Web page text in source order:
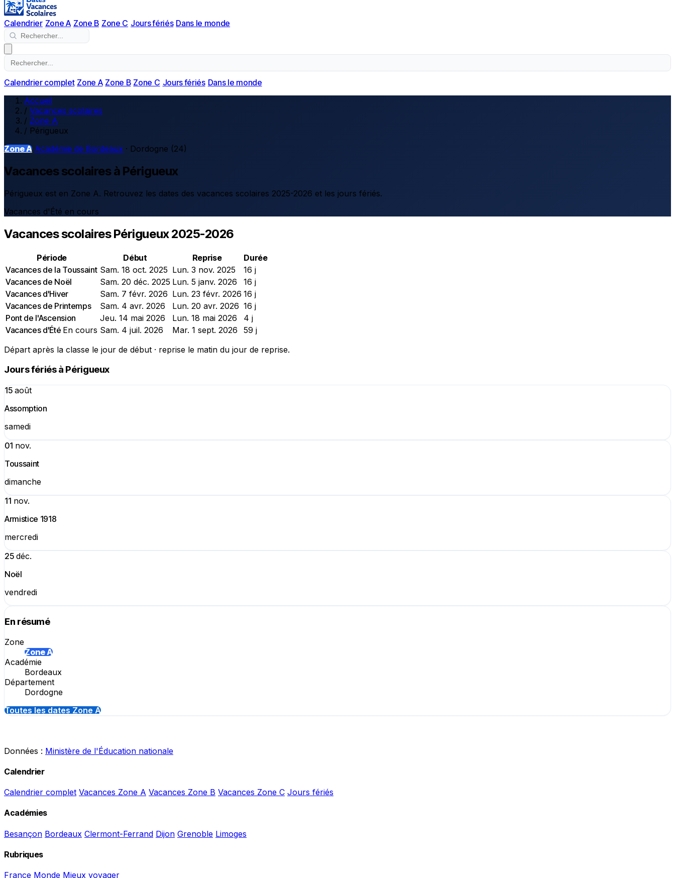
Calendrier Zone A Zone B Zone C Jours fériés Dans le monde
Calendrier complet Zone A Zone B Zone C Jours fériés Dans le monde
Accueil
/ Vacances scolaires
/ Zone A
/ Périgueux
Zone A Académie de Bordeaux · Dordogne (24)
Vacances scolaires à Périgueux
Périgueux est en Zone A. Retrouvez les dates des vacances scolaires 2025-2026 et les jours fériés.
Vacances d'Été en cours
Vacances scolaires Périgueux 2025-2026
Période Début Reprise
Durée
Vacances de la Toussaint Sam. 18 oct. 2025 Lun. 3 nov. 2025
16 j
Vacances de Noël
Sam. 20 déc. 2025 Lun. 5 janv. 2026
16 j
Vacances d'Hiver
Sam. 7 févr. 2026 Lun. 23 févr. 2026 16 j
Vacances de Printemps
Sam. 4 avr. 2026 Lun. 20 avr. 2026 16 j
Pont de l'Ascension
Jeu. 14 mai 2026 Lun. 18 mai 2026
4 j
Vacances d'Été En cours Sam. 4 juil. 2026 Mar. 1 sept. 2026
59 j
Départ après la classe le jour de début · reprise le matin du jour de reprise.
Jours fériés à Périgueux
15 août
Assomption
samedi
01 nov.
Toussaint
dimanche
11 nov.
Armistice 1918
mercredi
25 déc.
Noël
vendredi
En résumé
Zone
Zone A
Académie
Bordeaux
Département
Dordogne
Toutes les dates Zone A
Données : Ministère de l'Éducation nationale
Calendrier
Calendrier complet Vacances Zone A Vacances Zone B Vacances Zone C Jours fériés
Académies
Besançon Bordeaux Clermont-Ferrand Dijon Grenoble Limoges
Rubriques
France Monde Mieux voyager